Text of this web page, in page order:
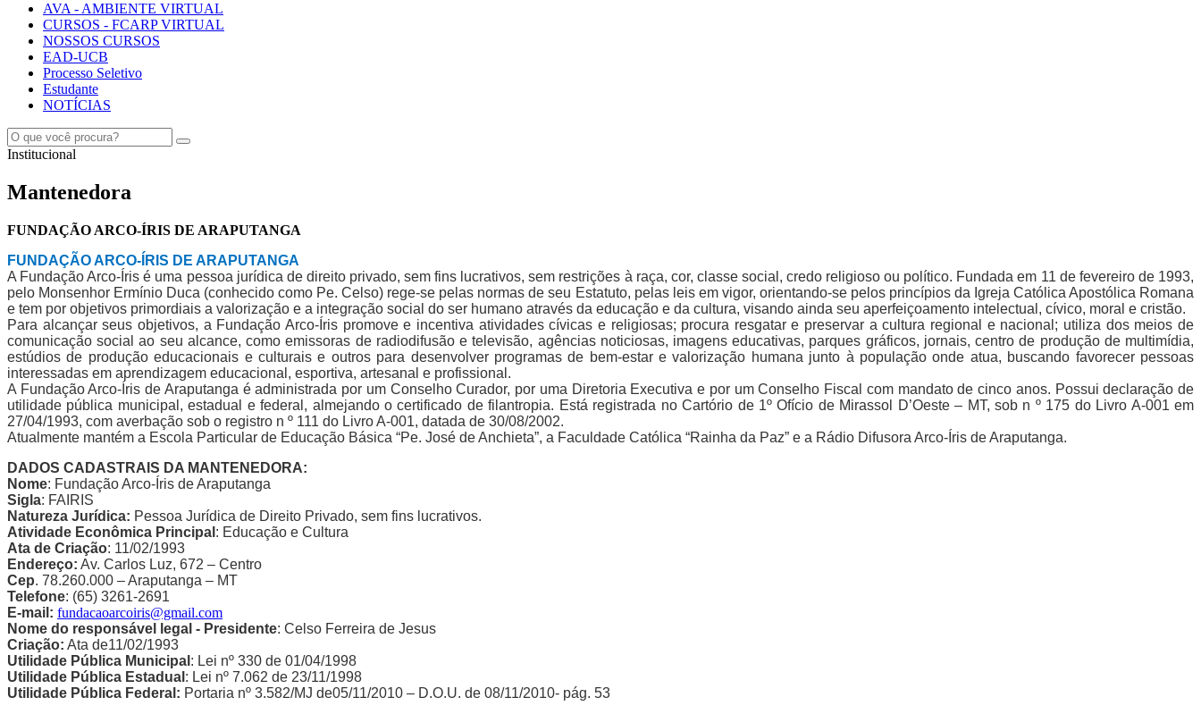
AVA - AMBIENTE VIRTUAL
CURSOS - FCARP VIRTUAL
NOSSOS CURSOS
EAD-UCB
Processo Seletivo
Estudante
NOTÍCIAS
Institucional
Mantenedora
FUNDAÇÃO ARCO-ÍRIS DE ARAPUTANGA
FUNDAÇÃO ARCO-ÍRIS DE ARAPUTANGA
A Fundação Arco-Íris é uma pessoa jurídica de direito privado, sem fins lucrativos, sem restrições à raça, cor, classe social, credo religioso ou político. Fundada em 11 de fevereiro de 1993,
pelo Monsenhor Ermínio Duca (conhecido como Pe. Celso) rege-se pelas normas de seu Estatuto, pelas leis em vigor, orientando-se pelos princípios da Igreja Católica Apostólica Romana
e tem por objetivos primordiais a valorização e a integração social do ser humano através da educação e da cultura, visando ainda seu aperfeiçoamento intelectual, cívico, moral e cristão.
Para alcançar seus objetivos, a Fundação Arco-Íris promove e incentiva atividades cívicas e religiosas; procura resgatar e preservar a cultura regional e nacional; utiliza dos meios de
comunicação social ao seu alcance, como emissoras de radiodifusão e televisão, agências noticiosas, imagens educativas, parques gráficos, jornais, centro de produção de multimídia,
estúdios de produção educacionais e culturais e outros para desenvolver programas de bem-estar e valorização humana junto à população onde atua, buscando favorecer pessoas
interessadas em aprendizagem educacional, esportiva, artesanal e profissional.
A Fundação Arco-Íris de Araputanga é administrada por um Conselho Curador, por uma Diretoria Executiva e por um Conselho Fiscal com mandato de cinco anos. Possui declaração de
utilidade pública municipal, estadual e federal, almejando o certificado de filantropia. Está registrada no Cartório de 1º Ofício de Mirassol D’Oeste – MT, sob n º 175 do Livro A-001 em
27/04/1993, com averbação sob o registro n º 111 do Livro A-001, datada de 30/08/2002.
Atualmente mantém a Escola Particular de Educação Básica “Pe. José de Anchieta”, a Faculdade Católica “Rainha da Paz” e a Rádio Difusora Arco-Íris de Araputanga.
DADOS CADASTRAIS DA MANTENEDORA:
Nome: Fundação Arco-Íris de Araputanga
Sigla: FAIRIS
Natureza Jurídica: Pessoa Jurídica de Direito Privado, sem fins lucrativos.
Atividade Econômica Principal : Educação e Cultura
Ata de Criação: 11/02/1993
Endereço: Av. Carlos Luz, 672 – Centro
Cep. 78.260.000 – Araputanga – MT
Telefone: (65) 3261-2691
E-mail: fundacaoarcoiris@gmail.com
Nome do responsável legal - Presidente: Celso Ferreira de Jesus
Criação: Ata de11/02/1993
Utilidade Pública Municipal : Lei nº 330 de 01/04/1998
Utilidade Pública Estadual : Lei nº 7.062 de 23/11/1998
Utilidade Pública Federal: Portaria nº 3.582/MJ de05/11/2010 – D.O.U. de 08/11/2010- pág. 53